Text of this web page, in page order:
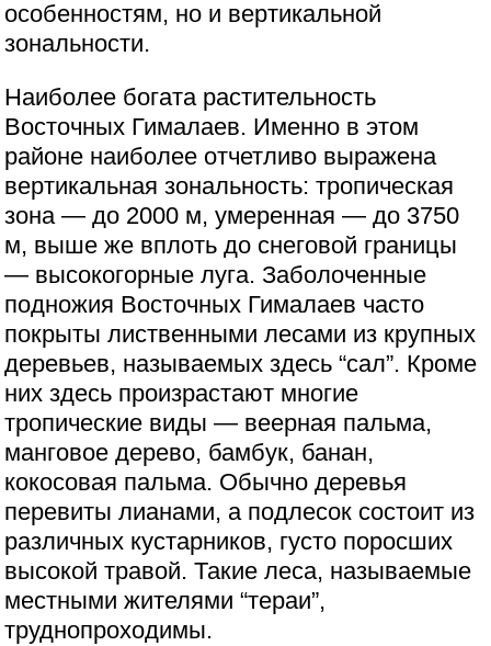
особенностям, но и вертикальной
зональности.
Наиболее богата растительность
Восточных Гималаев. Именно в этом
районе наиболее отчетливо выражена
вертикальная зональность: тропическая
зона — до 2000 м, умеренная — до 3750
м, выше же вплоть до снеговой границы
— высокогорные луга. Заболоченные
подножия Восточных Гималаев часто
покрыты лиственными лесами из крупных
деревьев, называемых здесь “сал”. Кроме
них здесь произрастают многие
тропические виды — веерная пальма,
манговое дерево, бамбук, банан,
кокосовая пальма. Обычно деревья
перевиты лианами, а подлесок состоит из
различных кустарников, густо поросших
высокой травой. Такие леса, называемые
местными жителями “тераи”,
труднопроходимы.